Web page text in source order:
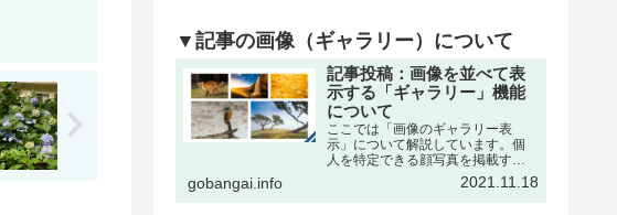
い…
▼記事の画像（ギャラリー）について
記事投稿：画像を並べて表
示する「ギャラリー」機能
について
ここでは「画像のギャラリー表
示」について解説しています。個
人を特定できる顔写真を掲載する
場合、被撮影者ご本人の了解をい
ただくか、または顔をぼかすなど
個人が特定できない加工を行うこ
gobangai.info 2021.11.18